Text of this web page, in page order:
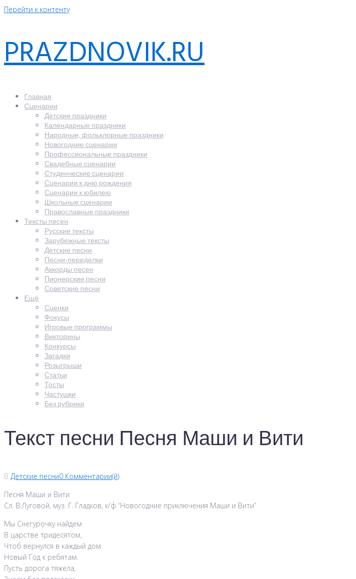
Перейти к контенту
PRAZDNOVIK.RU
Главная
Сценарии
Детские праздники
Календарные праздники
Народные, фольклорные праздники
Новогодние сценарии
Профессиональные праздники
Свадебные сценарии
Студенческие сценарии
Сценарии к дню рождения
Сценарии к юбилею
Школьные сценарии
Православные праздники
Тексты песен
Русские тексты
Зарубежные тексты
Детские песни
Песни-переделки
Аккорды песен
Пионерские песни
Советские песни
Ещё
Сценки
Фокусы
Игровые программы
Викторины
Конкурсы
Загадки
Розыгрыши
Статьи
Тосты
Частушки
Без рубрики
Текст песни Песня Маши и Вити
В Детские песни0 Комментарии(й)
Песня Маши и Вити
Сл. В.Луговой, муз. Г. Гладков, к/ф “Новогодние приключения Маши и Вити”
Мы Снегурочку найдем
В царстве тридесятом,
Чтоб вернулся в каждый дом
Новый Год к ребятам.
Пусть дорога тяжела,